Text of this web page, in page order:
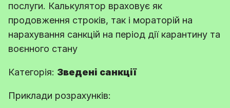
послуги. Калькулятор враховує як
продовження строків, так і мораторій на
нарахування санкцій на період дії карантину та
воєнного стану
Категорія: Зведені санкції
Приклади розрахунків: